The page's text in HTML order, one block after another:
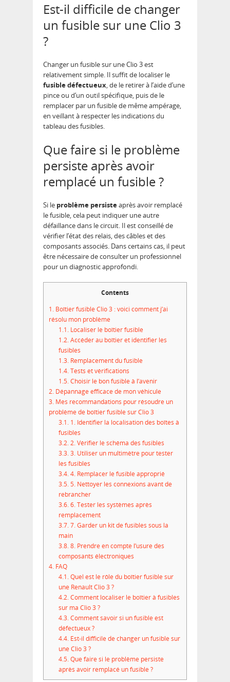
Est-il difficile de changer
un fusible sur une Clio 3
?
Changer un fusible sur une Clio 3 est
relativement simple. Il suffit de localiser le
fusible défectueux, de le retirer à l’aide d’une
pince ou d’un outil spécifique, puis de le
remplacer par un fusible de même ampérage,
en veillant à respecter les indications du
tableau des fusibles.
Que faire si le problème
persiste après avoir
remplacé un fusible ?
Si le problème persisteaprès avoir remplacé
le fusible, cela peut indiquer une autre
défaillance dans le circuit. Il est conseillé de
vérifier l’état des relais, des câbles et des
composants associés. Dans certains cas, il peut
être nécessaire de consulter un professionnel
pour un diagnostic approfondi.
Contents
1. Boîtier fusible Clio 3 : voici comment j’ai
résolu mon problème
1.1.Localiser le boîtier fusible
1.2.Accéder au boîtier et identifier les
fusibles
1.3.Remplacement du fusible
1.4.Tests et vérifications
1.5.Choisir le bon fusible à l’avenir
2. Dépannage efficace de mon véhicule
3. Mes recommandations pour résoudre un
problème de boîtier fusible sur Clio 3
3.1.1. Identifier la localisation des boîtes à
fusibles
3.2.2. Vérifier le schéma des fusibles
3.3.3. Utiliser un multimètre pour tester
les fusibles
3.4.4. Remplacer le fusible approprié
3.5.5. Nettoyer les connexions avant de
rebrancher
3.6.6. Tester les systèmes après
remplacement
3.7.7. Garder un kit de fusibles sous la
main
3.8.8. Prendre en compte l’usure des
composants électroniques
4. FAQ
4.1.Quel est le rôle du boîtier fusible sur
une Renault Clio 3 ?
4.2.Comment localiser le boîtier à fusibles
sur ma Clio 3 ?
4.3.Comment savoir si un fusible est
défectueux ?
4.4.Est-il difficile de changer un fusible sur
une Clio 3 ?
4.5.Que faire si le problème persiste
après avoir remplacé un fusible ?